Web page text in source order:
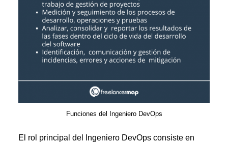
Funciones del Ingeniero DevOps
El rol principal del Ingeniero DevOps consiste en